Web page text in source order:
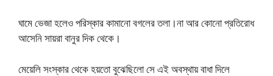
ঘামে ভেজা হলেও পরিস্কার কামানো বগলের তলা।না আর কোনো প্রতিরোধ
আসেনি সায়রা বানুর দিক থেকে।
মেয়েলি সংস্কার থেকে হয়তো বুঝেছিলো সে এই অবস্থায় বাধা দিলে